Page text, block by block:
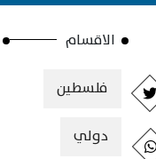
الاقسام
فلسطين
دولي